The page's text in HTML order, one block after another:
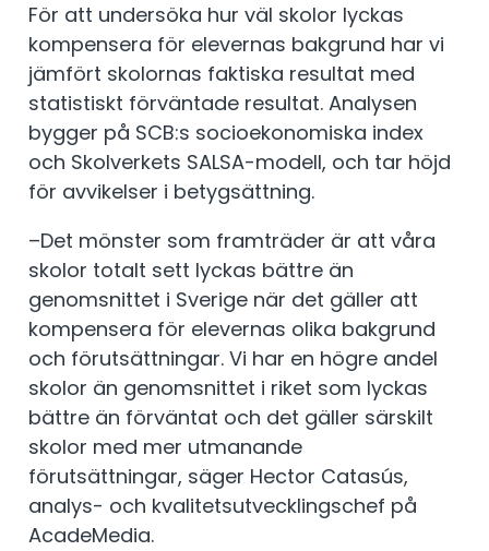
För att undersöka hur väl skolor lyckas
kompensera för elevernas bakgrund har vi
jämfört skolornas faktiska resultat med
statistiskt förväntade resultat. Analysen
bygger på SCB:s socioekonomiska index
och Skolverkets SALSA-modell, och tar höjd
för avvikelser i betygsättning.
–Det mönster som framträder är att våra
skolor totalt sett lyckas bättre än
genomsnittet i Sverige när det gäller att
kompensera för elevernas olika bakgrund
och förutsättningar. Vi har en högre andel
skolor än genomsnittet i riket som lyckas
bättre än förväntat och det gäller särskilt
skolor med mer utmanande
förutsättningar, säger Hector Catasús,
analys- och kvalitetsutvecklingschef på
AcadeMedia.